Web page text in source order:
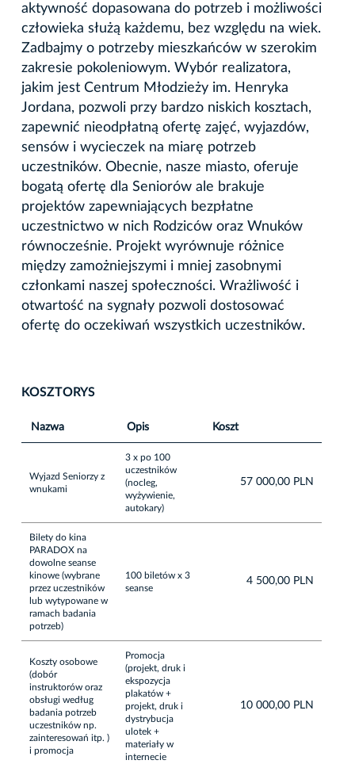
aktywność dopasowana do potrzeb i możliwości
człowieka służą każdemu, bez względu na wiek.
Zadbajmy o potrzeby mieszkańców w szerokim
zakresie pokoleniowym. Wybór realizatora,
jakim jest Centrum Młodzieży im. Henryka
Jordana, pozwoli przy bardzo niskich kosztach,
zapewnić nieodpłatną ofertę zajęć, wyjazdów,
sensów i wycieczek na miarę potrzeb
uczestników. Obecnie, nasze miasto, oferuje
bogatą ofertę dla Seniorów ale brakuje
projektów zapewniających bezpłatne
uczestnictwo w nich Rodziców oraz Wnuków
równocześnie. Projekt wyrównuje różnice
między zamożniejszymi i mniej zasobnymi
członkami naszej społeczności. Wrażliwość i
otwartość na sygnały pozwoli dostosować
ofertę do oczekiwań wszystkich uczestników.
KOSZTORYS
Nazwa Opis Koszt
Wyjazd Seniorzy z
wnukami
3 x po 100
uczestników
(nocleg,
wyżywienie,
autokary)
57 000,00 PLN
Bilety do kina
PARADOX na
dowolne seanse
kinowe (wybrane
przez uczestników
lub wytypowane w
ramach badania
potrzeb)
100 biletów x 3
seanse
4 500,00 PLN
Koszty osobowe
(dobór
instruktorów oraz
obsługi według
badania potrzeb
uczestników np.
zainteresowań itp. )
i promocja
Promocja
(projekt, druk i
ekspozycja
plakatów +
projekt, druk i
dystrybucja
ulotek +
materiały w
internecie
10 000,00 PLN